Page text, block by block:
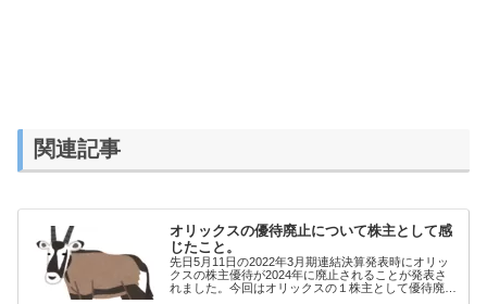
関連記事
オリックスの優待廃止について株主として感
じたこと。
先日5月11日の2022年3月期連結決算発表時にオリッ
クスの株主優待が2024年に廃止されることが発表さ
れました。今回はオリックスの１株主として優待廃止